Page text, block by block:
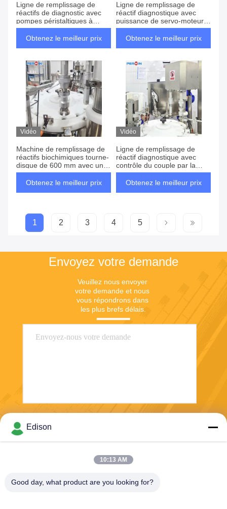
Ligne de remplissage de
réactifs de diagnostic avec
pompes péristaltiques à
commande de moteur pas à
pas et technologie servo
Obtenez le meilleur prix
Ligne de remplissage de
réactif diagnostique avec
puissance de servo-moteur
et plaque tournante de
diamètre de 800 mm pour
Obtenez le meilleur prix
Vidéo
Machine de remplissage de
réactifs biochimiques tourne-
disque de 600 mm avec une
puissance totale de 5 kW et
une précision de remplissage
Obtenez le meilleur prix
Vidéo
Ligne de remplissage de
réactif diagnostique avec
contrôle du couple par la
technologie servo pour un
volume de remplissage de 10
Obtenez le meilleur prix
1 2 3 4 5
Envoyez votre demande
Veuillez nous envoyer
votre demande et nous
vous répondrons dans
les plus brefs délais.
Edison
10:13 AM
Good day, what product are you looking for?